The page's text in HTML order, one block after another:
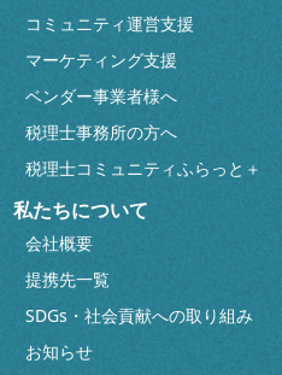
コミュニティ運営支援
マーケティング支援
ベンダー事業者様へ
税理士事務所の方へ
税理士コミュニティふらっと＋
私たちについて
会社概要
提携先一覧
SDGs・社会貢献への取り組み
お知らせ